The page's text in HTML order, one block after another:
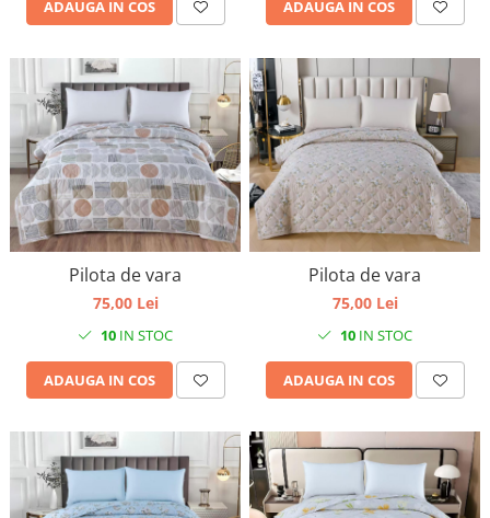
ADAUGA IN COS ADAUGA IN COS
Pilota de vara
75,00 Lei
10 IN STOC
ADAUGA IN COS
Pilota de vara
75,00 Lei
10 IN STOC
ADAUGA IN COS